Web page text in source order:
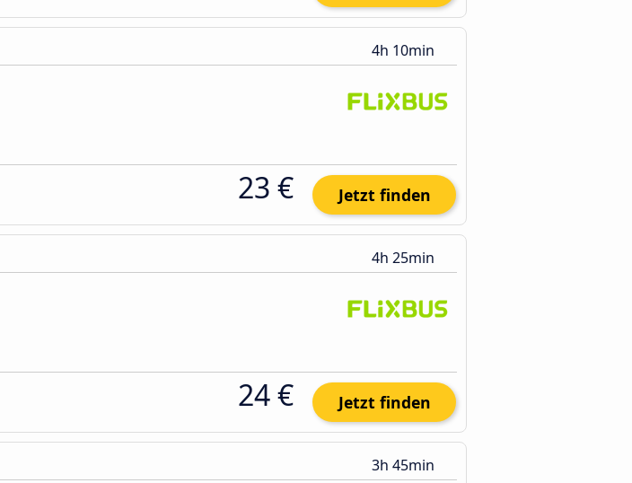
4h 10min
23 € Jetzt finden
4h 25min
24 € Jetzt finden
3h 45min